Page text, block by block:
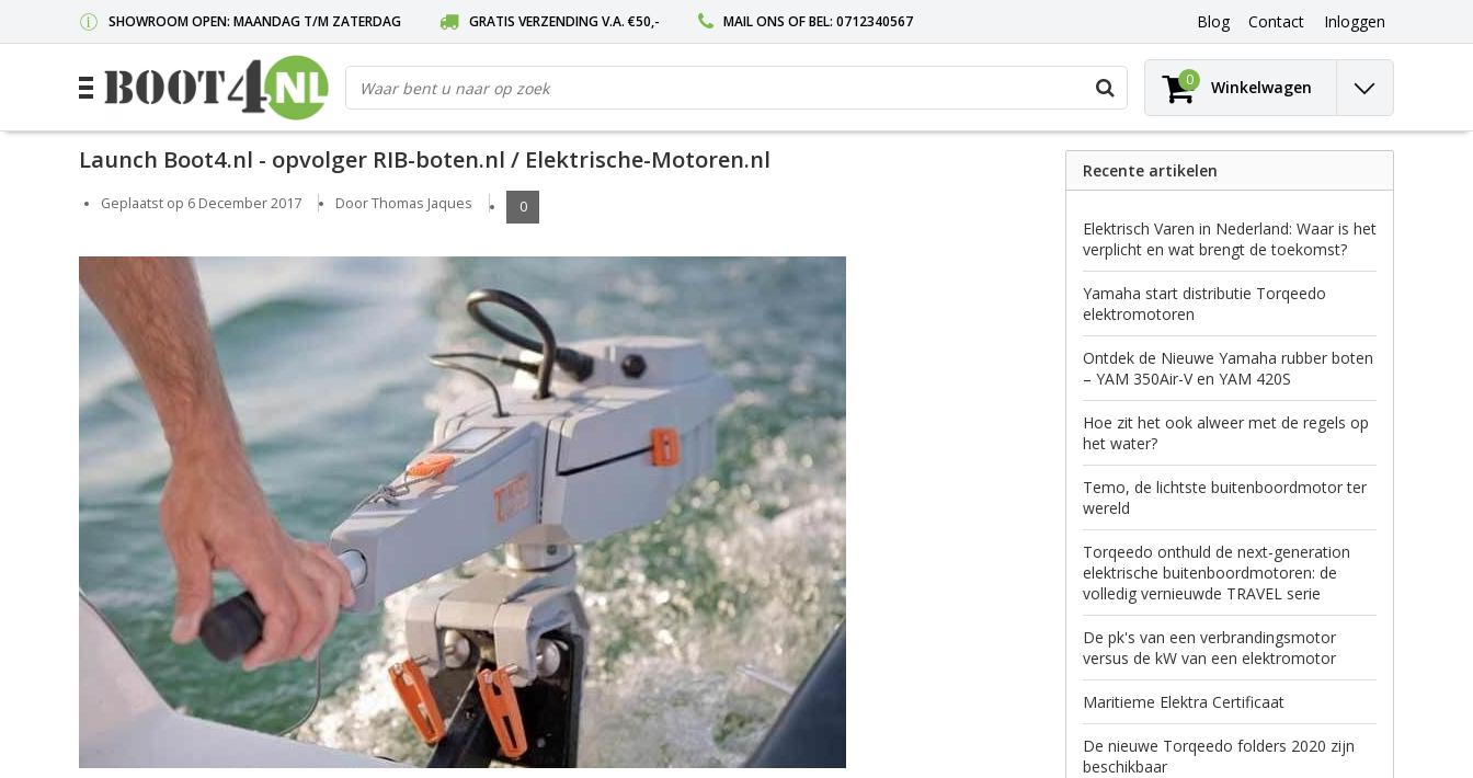
SHOWROOM OPEN: MAANDAG T/M ZATERDAG GRATIS VERZENDING V.A. €50,- MAIL ONS OF BEL: 0712340567 Blog Contact Inloggen
Gebruik
pijltjes
op
neer
een
beschikbaar
selecteren.
Druk
op
Enter
om
het
geselecteerde
zoekresultaat
te
gaan.
Als
u
met
aanraaktoetsen
werkt,
kunt
u
touch-
en
swipetekens
gebruiken.
0 Winkelwagen
Launch Boot4.nl - opvolger RIB-boten.nl / Elektrische-Motoren.nl
Geplaatst op 6 December 2017 Door Thomas Jaques 0
Recente artikelen
Elektrisch Varen in Nederland: Waar is het
verplicht en wat brengt de toekomst?
Yamaha start distributie Torqeedo
elektromotoren
Ontdek de Nieuwe Yamaha rubber boten
– YAM 350Air-V en YAM 420S
Hoe zit het ook alweer met de regels op
het water?
Temo, de lichtste buitenboordmotor ter
wereld
Torqeedo onthuld de next-generation
elektrische buitenboordmotoren: de
volledig vernieuwde TRAVEL serie
De pk's van een verbrandingsmotor
versus de kW van een elektromotor
Maritieme Elektra Certificaat
De nieuwe Torqeedo folders 2020 zijn
beschikbaar